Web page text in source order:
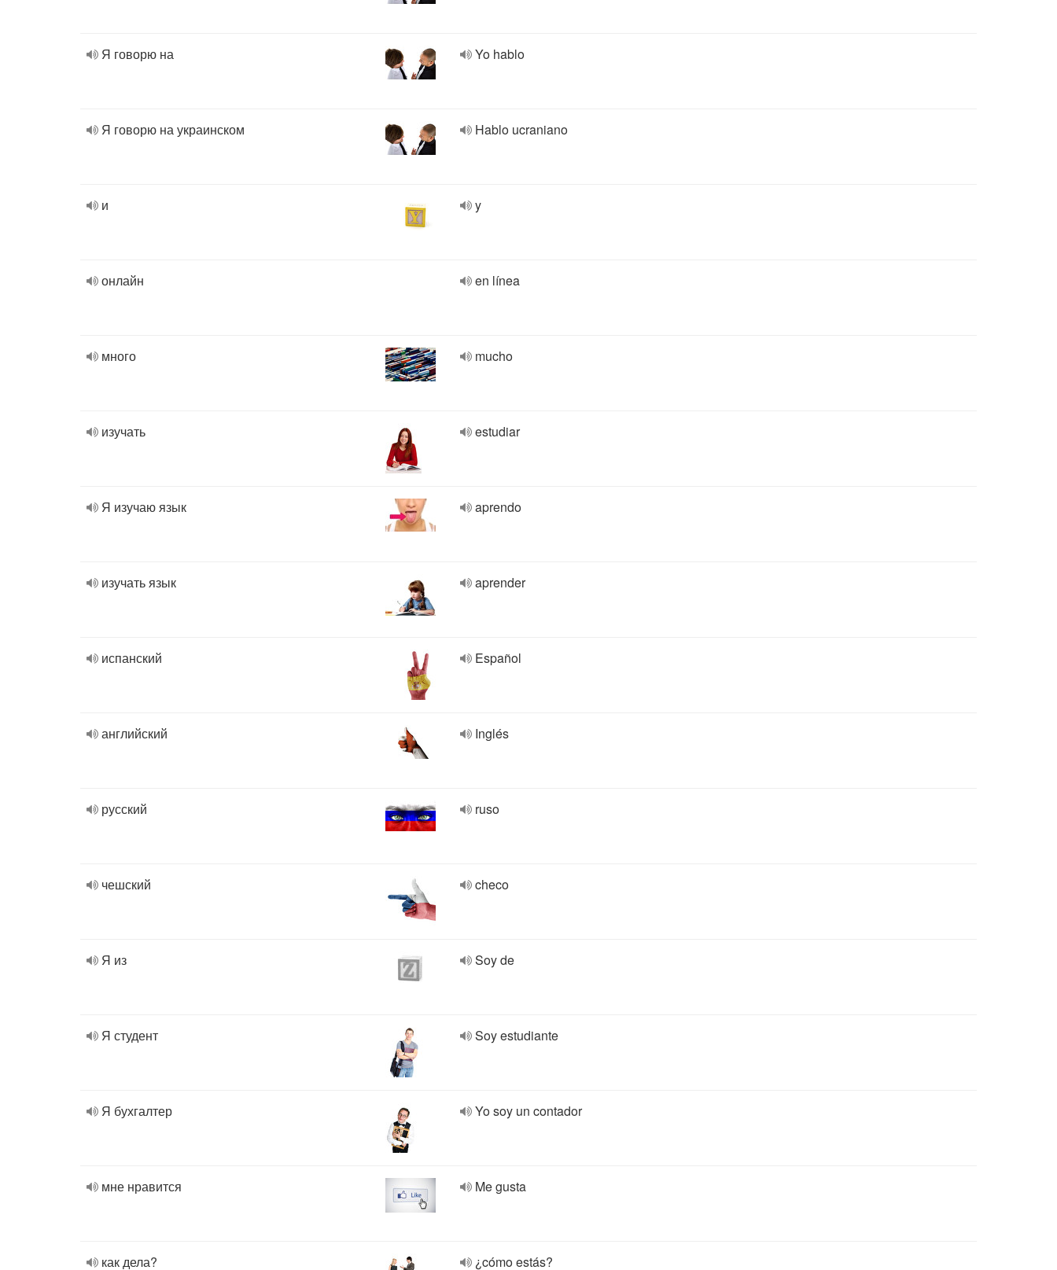
Я говорю на Yo hablo
Я говорю на украинском Hablo ucraniano
и y
онлайн en línea
много mucho
изучать estudiar
Я изучаю язык aprendo
изучать язык aprender
испанский Español
английский Inglés
русский ruso
чешский checo
Я из Soy de
Я студент Soy estudiante
Я бухгалтер Yo soy un contador
мне нравится Me gusta
как дела? ¿cómo estás?